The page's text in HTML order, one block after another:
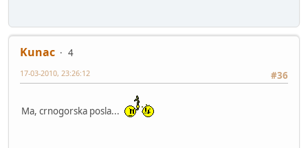
Kunac
4
#36
17-03-2010, 23:26:12
Ma, crnogorska posla...